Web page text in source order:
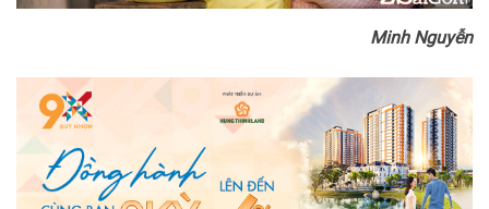
Minh Nguyễn